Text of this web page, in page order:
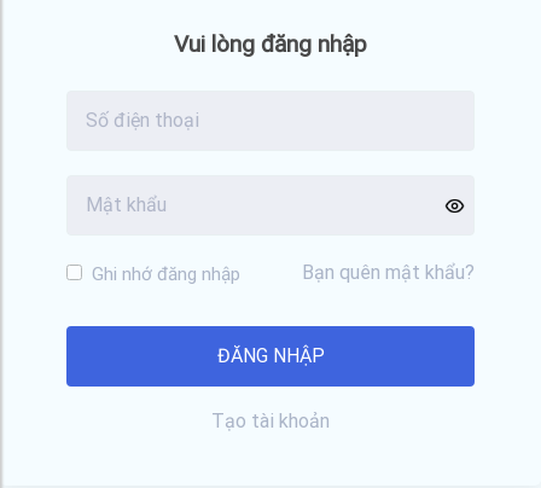
Vui lòng đăng nhập
Ghi nhớ đăng nhập Bạn quên mật khẩu?
Tạo tài khoản